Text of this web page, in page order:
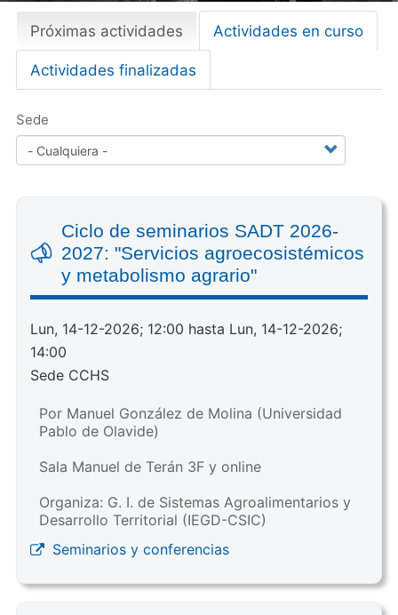
Primary
tabs
Próximas actividades
s
o
l
p
t
a
Actividades en curso
Actividades finalizadas
Sede
Ciclo de seminarios SADT 2026-
2027: "Servicios agroecosistémicos
y metabolismo agrario"
Lun, 14-12-2026; 12:00 hasta Lun, 14-12-2026;
14:00
Sede CCHS
Por Manuel González de Molina (Universidad
Pablo de Olavide)
Sala Manuel de Terán 3F y online
Organiza: G. I. de Sistemas Agroalimentarios y
Desarrollo Territorial (IEGD-CSIC)
Seminarios y conferencias